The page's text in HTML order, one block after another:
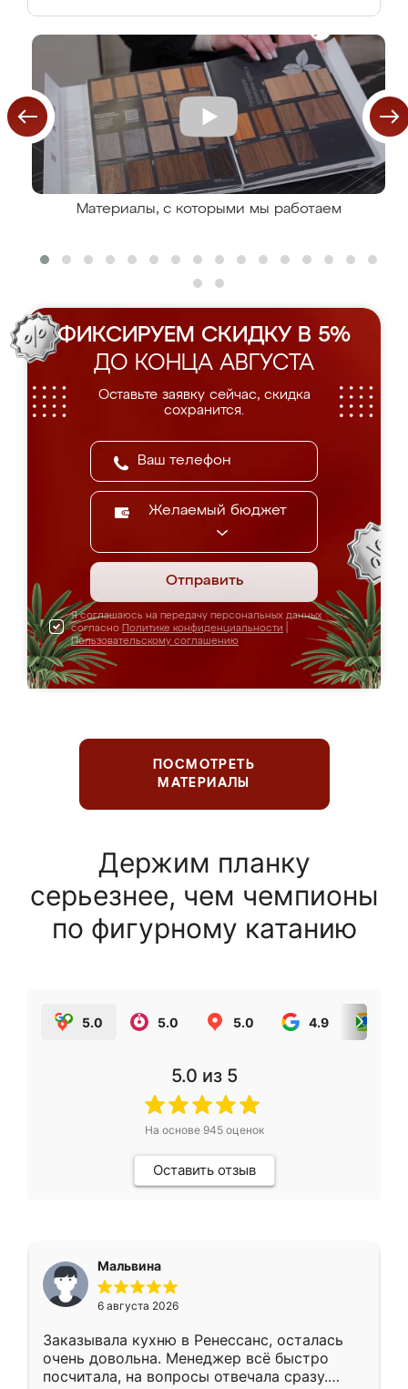
Материалы, с которыми мы работаем
ФИКСИРУЕМ СКИДКУ В 5%
ДО КОНЦА АВГУСТА
Оставьте заявку сейчас, скидка
сохранится.
Желаемый бюджет
Отправить
Я соглашаюсь на передачу персональных данных
согласно Политике конфиденциальности
Пользовательскому соглашению
ПОСМОТРЕТЬ
МАТЕРИАЛЫ
Держим планку
серьезнее, чем чемпионы
по фигурному катанию
5.0 5.0 5.0 4.9
5.0 из 5
На основе 945оценок
Оставить отзыв
Мальвина
6 августа 2026
Заказывала кухню в Ренессанс, осталась
очень довольна. Менеджер всё быстро
посчитала, на вопросы отвечала сразу.